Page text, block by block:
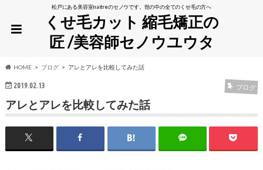
松戸にある美容室naitreのセノウです。世の中の全てのくせ毛の方へ
くせ毛カット 縮毛矯正の
匠 /美容師セノウユウタ
HOME ブログ アレとアレを比較してみた話
2019.02.13 ブログ
アレとアレを比較してみた話